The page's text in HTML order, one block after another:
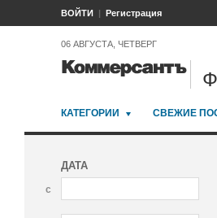
ВОЙТИ Регистрация
06 АВГУСТА, ЧЕТВЕРГ
КАТЕГОРИИ СВЕЖИЕ
ДАТА
с